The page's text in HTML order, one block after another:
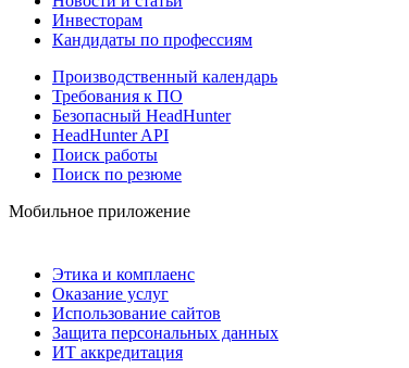
Инвесторам
Кандидаты по профессиям
Производственный календарь
Требования к ПО
Безопасный HeadHunter
HeadHunter API
Поиск работы
Поиск по резюме
Мобильное приложение
Этика и комплаенс
Оказание услуг
Использование сайтов
Защита персональных данных
ИТ аккредитация